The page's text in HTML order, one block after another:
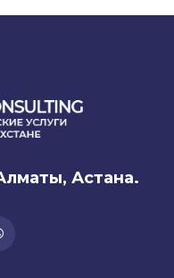
Астана.